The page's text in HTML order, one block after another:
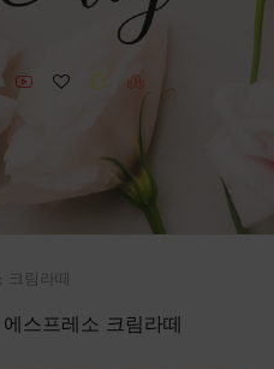
크림라떼
스프레소 크림라떼